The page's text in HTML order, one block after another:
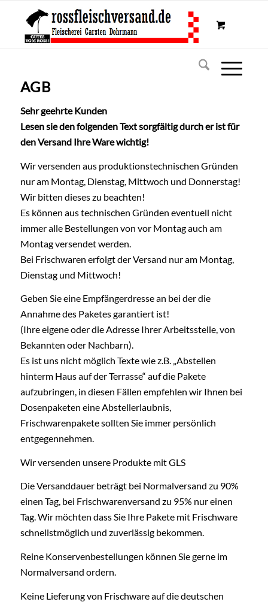
AGB
Sehr geehrte Kunden
Lesen sie den folgenden Text sorgfältig durch er ist für
den Versand Ihre Ware wichtig!
Wir versenden aus produktionstechnischen Gründen
nur am Montag, Dienstag, Mittwoch und Donnerstag!
Wir bitten dieses zu beachten!
Es können aus technischen Gründen eventuell nicht
immer alle Bestellungen von vor Montag auch am
Montag versendet werden.
Bei Frischwaren erfolgt der Versand nur am Montag,
Dienstag und Mittwoch!
Geben Sie eine Empfängerdresse an bei der die
Annahme des Paketes garantiert ist!
(Ihre eigene oder die Adresse Ihrer Arbeitsstelle, von
Bekannten oder Nachbarn).
Es ist uns nicht möglich Texte wie z.B. „Abstellen
hinterm Haus auf der Terrasse“ auf die Pakete
aufzubringen, in diesen Fällen empfehlen wir Ihnen bei
Dosenpaketen eine Abstellerlaubnis,
Frischwarenpakete sollten Sie immer persönlich
entgegennehmen.
Wir versenden unsere Produkte mit GLS
Die Versanddauer beträgt bei Normalversand zu 90%
einen Tag, bei Frischwarenversand zu 95% nur einen
Tag. Wir möchten dass Sie Ihre Pakete mit Frischware
schnellstmöglich und zuverlässig bekommen.
Reine Konservenbestellungen können Sie gerne im
Normalversand ordern.
Keine Lieferung von Frischware auf die deutschen